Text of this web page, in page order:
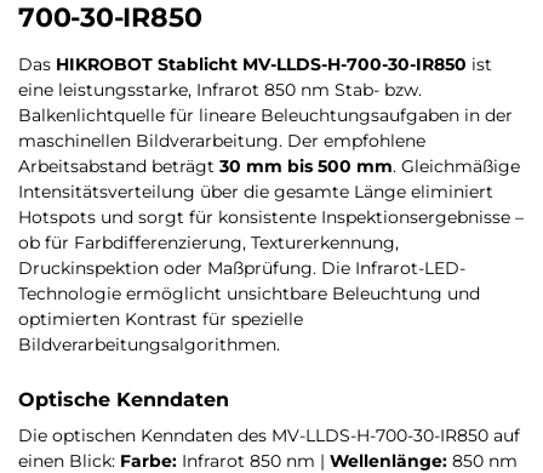
700-30-IR850
Das HIKROBOT Stablicht MV-LLDS-H-700-30-IR850 ist
eine leistungsstarke, Infrarot 850 nm Stab- bzw.
Balkenlichtquelle für lineare Beleuchtungsaufgaben in der
maschinellen Bildverarbeitung. Der empfohlene
Arbeitsabstand beträgt 30 mm bis 500 mm. Gleichmäßige
Intensitätsverteilung über die gesamte Länge eliminiert
Hotspots und sorgt für konsistente Inspektionsergebnisse –
ob für Farbdifferenzierung, Texturerkennung,
Druckinspektion oder Maßprüfung. Die Infrarot-LED-
Technologie ermöglicht unsichtbare Beleuchtung und
optimierten Kontrast für spezielle
Bildverarbeitungsalgorithmen.
Optische Kenndaten
Die optischen Kenndaten des MV-LLDS-H-700-30-IR850 auf
einen Blick: Farbe: Infrarot 850 nm | Wellenlänge: 850 nm